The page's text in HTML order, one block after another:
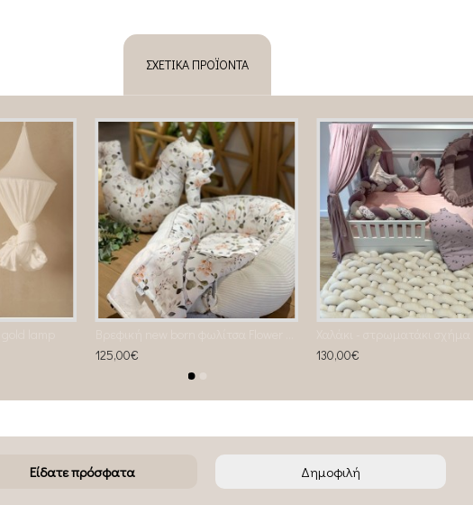
ΣΧΕΤΙΚΆ ΠΡΟΪΌΝΤΑ
125,00€
130,00€
Είδατε πρόσφατα Δημοφιλή